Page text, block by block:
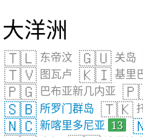
大洋洲
🇹🇱 东帝汶 🇬🇺 关岛
🇹🇻 图瓦卢 🇰🇮 基里
🇵🇬 巴布亚新几内亚
🇸🇧 所罗门群岛 🇹🇰
🇳🇨 新喀里多尼亚 13